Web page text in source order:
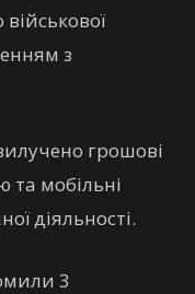
з
грошові
мобільні
діяльності.
3